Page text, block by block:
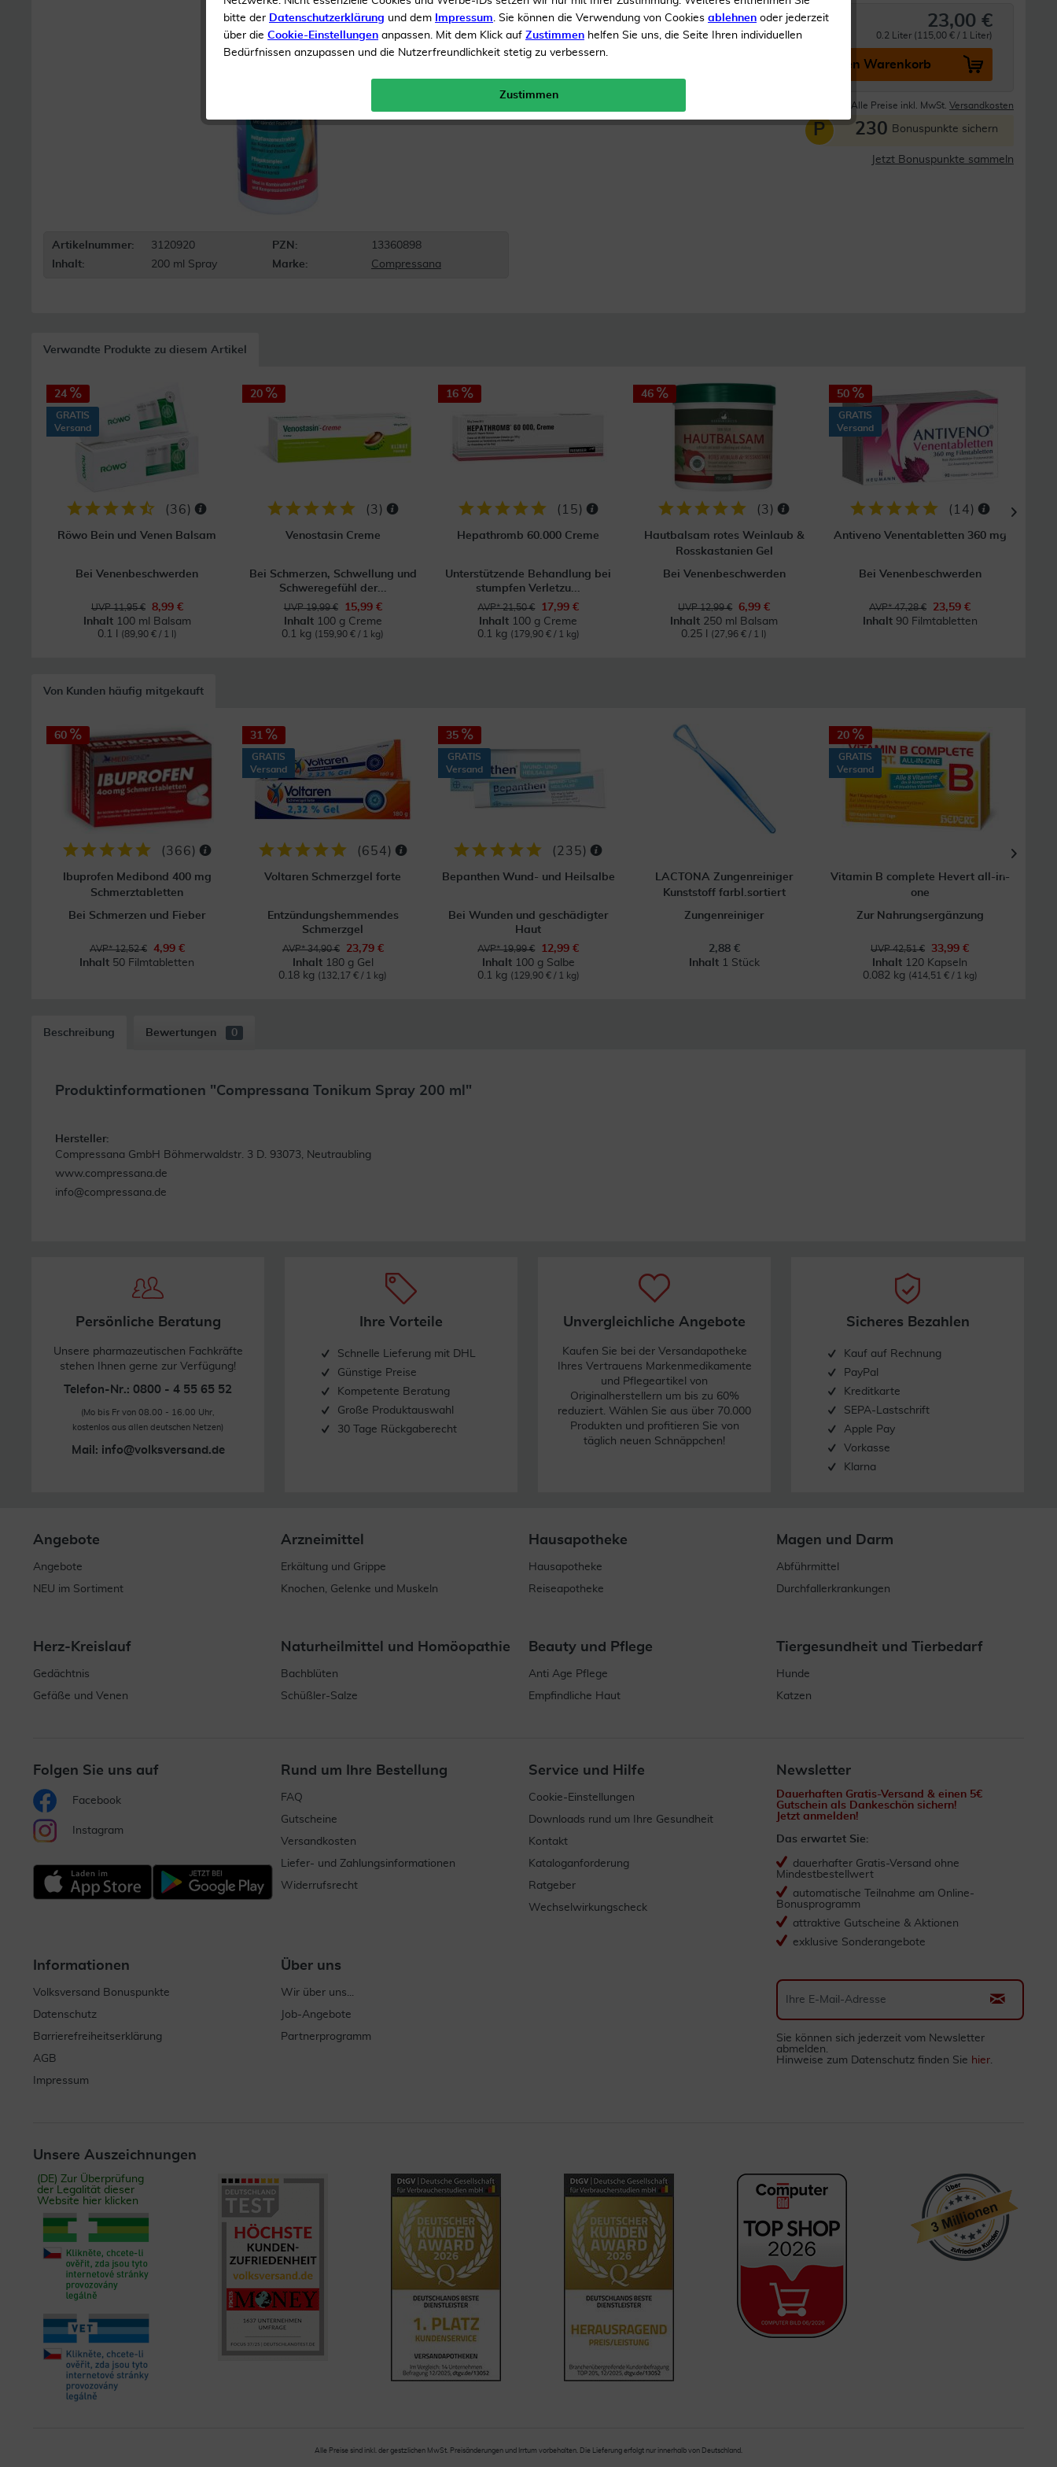
Artikelnummer: 3120920 PZN:
13360898
Inhalt:
200 ml Spray Marke: Compressana
Inhalt200 ml Spray 23,00 €
0.2 Liter (115,00 € / 1 Liter)
In den Warenkorb
Alle Preise inkl. MwSt. Versandkosten
P 230 Bonuspunkte sichern
Jetzt Bonuspunkte sammeln
Verwandte Produkte zu diesem Artikel
24
GRATIS
Versand
(36)
Röwo Bein und Venen Balsam
Bei Venenbeschwerden
UVP 11,95 €
8,99 €
Inhalt 100 ml Balsam
0.1 l
(89,90 € / 1 l)
20
(3)
Venostasin Creme
Bei Schmerzen, Schwellung und
Schweregefühl der...
UVP 19,99 €
15,99 €
Inhalt 100 g Creme
0.1 kg (159,90 € / 1 kg)
16
( 15)
Hepathromb 60.000 Creme
Unterstützende Behandlung bei
stumpfen Verletzu...
AVP* 21,50 €
17,99 €
Inhalt 100 g Creme
0.1 kg (179,90 € / 1 kg)
46
(3)
Hautbalsam rotes Weinlaub &
Rosskastanien Gel
Bei Venenbeschwerden
UVP 12,99 €
6,99 €
Inhalt 250 ml Balsam
0.25 l
(27,96 € / 1 l)
50
GRATIS
Versand
( 14)
Antiveno Venentabletten 360 mg
Bei Venenbeschwerden
AVP* 47,28 €
23,59 €
Inhalt 90 Filmtabletten
Von Kunden häufig mitgekauft
60
(366)
Ibuprofen Medibond 400 mg
Schmerztabletten
Bei Schmerzen und Fieber
AVP* 12,52 €
4,99 €
Inhalt 50 Filmtabletten
31
GRATIS
Versand
(654)
Voltaren Schmerzgel forte
Entzündungshemmendes
Schmerzgel
AVP* 34,90 €
23,79 €
Inhalt 180 g Gel
0.18 kg (132,17 € / 1 kg)
35
GRATIS
Versand
(235)
Bepanthen Wund- und Heilsalbe
Bei Wunden und geschädigter
Haut
AVP* 19,99 €
12,99 €
Inhalt 100 g Salbe
0.1 kg (129,90 € / 1 kg)
LACTONA Zungenreiniger
Kunststoff farbl.sortiert
Zungenreiniger
2,88 €
Inhalt 1 Stück
20
GRATIS
Versand
Vitamin B complete Hevert all-in-
one
Zur Nahrungsergänzung
UVP 42,51 €
33,99 €
Inhalt 120 Kapseln
0.082 kg (414,51 € / 1 kg)
Beschreibung Bewertungen 0
Produktinformationen "Compressana Tonikum Spray 200 ml"
Hersteller:
Compressana GmbH Böhmerwaldstr. 3 D. 93073, Neutraubling
www.compressana.de
info@compressana.de
Persönliche Beratung
Unsere pharmazeutischen Fachkräfte
stehen Ihnen gerne zur Verfügung!
Telefon-Nr.: 0800 - 4 55 65 52
(Mo bis Fr von 08.00 - 16.00 Uhr,
kostenlos aus allen deutschen Netzen)
Mail: info@volksversand.de
Ihre Vorteile
Schnelle Lieferung mit DHL
Günstige Preise
Kompetente Beratung
Große Produktauswahl
30 Tage Rückgaberecht
Unvergleichliche Angebote
Kaufen Sie bei der Versandapotheke
Ihres Vertrauens Markenmedikamente
und Pflegeartikel von
Originalherstellern um bis zu 60%
reduziert. Wählen Sie aus über 70.000
Produkten und profitieren Sie von
täglich neuen Schnäppchen!
Sicheres Bezahlen
Kauf auf Rechnung
PayPal
Kreditkarte
SEPA-Lastschrift
Apple Pay
Vorkasse
Klarna
Angebote
Angebote
NEU im Sortiment
Arzneimittel
Erkältung und Grippe
Knochen, Gelenke und Muskeln
Hausapotheke
Hausapotheke
Reiseapotheke
Magen und Darm
Abführmittel
Durchfallerkrankungen
Herz-Kreislauf
Gedächtnis
Gefäße und Venen
Naturheilmittel und Homöopathie
Bachblüten
Schüßler-Salze
Beauty und Pflege
Anti Age Pflege
Empfindliche Haut
Tiergesundheit und Tierbedarf
Hunde
Katzen
Folgen Sie uns auf
Facebook
Instagram
Rund um Ihre Bestellung
FAQ
Gutscheine
Versandkosten
Liefer- und Zahlungsinformationen
Widerrufsrecht
Service und Hilfe
Cookie-Einstellungen
Downloads rund um Ihre Gesundheit
Kontakt
Kataloganforderung
Ratgeber
Wechselwirkungscheck
Informationen
Volksversand Bonuspunkte
Datenschutz
Barrierefreiheitserklärung
AGB
Impressum
Über uns
Wir über uns...
Job-Angebote
Partnerprogramm
Newsletter
Dauerhaften Gratis-Versand & einen 5€
Gutschein als Dankeschön sichern!
Jetzt anmelden!
Das erwartet Sie:
dauerhafter Gratis-Versand ohne
Mindestbestellwert
automatische Teilnahme am Online-
Bonusprogramm
attraktive Gutscheine & Aktionen
exklusive Sonderangebote
Sie können sich jederzeit vom Newsletter
abmelden.
Hinweise zum Datenschutz finden Sie hier.
Unsere Auszeichnungen
(DE) Zur Überprüfung
der Legalität dieser
Website hier klicken
Alle Preise sind inkl. der gestzlichen MwSt. Preisänderungen und Irrtum vorbehalten. Die Lieferung erfolgt nur innerhalb von Deutschland.
bitte der Datenschutzerklärung und dem Impressum. Sie können die Verwendung von Cookies ablehnen oder jederzeit
über die Cookie-Einstellungen anpassen. Mit dem Klick auf Zustimmen helfen Sie uns, die Seite Ihren individuellen
Bedürfnissen anzupassen und die Nutzerfreundlichkeit stetig zu verbessern.
Zustimmen